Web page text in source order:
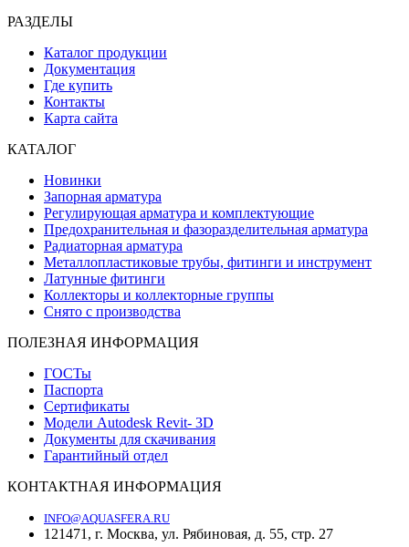
РАЗДЕЛЫ
Каталог продукции
Документация
Где купить
Контакты
Карта сайта
КАТАЛОГ
Новинки
Запорная арматура
Регулирующая арматура и комплектующие
Предохранительная и фазоразделительная арматура
Радиаторная арматура
Металлопластиковые трубы, фитинги и инструмент
Латунные фитинги
Коллекторы и коллекторные группы
Снято с производства
ПОЛЕЗНАЯ ИНФОРМАЦИЯ
ГОСТы
Паспорта
Сертификаты
Модели Autodesk Revit- 3D
Документы для скачивания
Гарантийный отдел
КОНТАКТНАЯ ИНФОРМАЦИЯ
INFO@AQUASFERA.RU
121471, г. Москва, ул. Рябиновая, д. 55, стр. 27